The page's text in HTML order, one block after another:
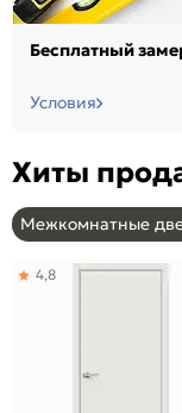
Бесплатный
Условия
Хиты
Межкомнатные
4,8